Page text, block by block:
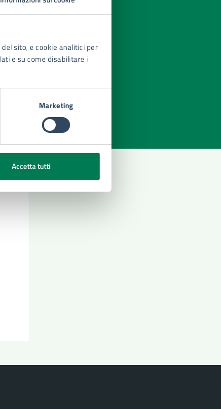
sito, e cookie analitici per
e su come disabilitare i
Marketing
Accetta tutti